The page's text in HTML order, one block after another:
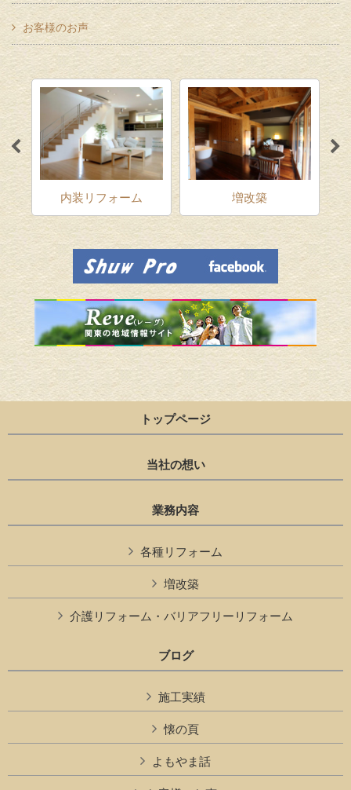
お客様のお声
内装リフォーム 増改築
トップページ
当社の想い
業務内容
各種リフォーム
増改築
介護リフォーム・バリアフリーリフォーム
ブログ
施工実績
懐の頁
よもやま話